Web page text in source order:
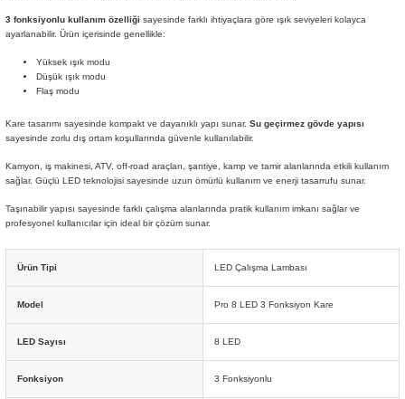
3 fonksiyonlu kullanım özelliği sayesinde farklı ihtiyaçlara göre ışık seviyeleri kolayca
ayarlanabilir. Ürün içerisinde genellikle:
Yüksek ışık modu
Düşük ışık modu
Flaş modu
Kare tasarımı sayesinde kompakt ve dayanıklı yapı sunar. Su geçirmez gövde yapısı
sayesinde zorlu dış ortam koşullarında güvenle kullanılabilir.
Kamyon, iş makinesi, ATV, off-road araçları, şantiye, kamp ve tamir alanlarında etkili kullanım
sağlar. Güçlü LED teknolojisi sayesinde uzun ömürlü kullanım ve enerji tasarrufu sunar.
Taşınabilir yapısı sayesinde farklı çalışma alanlarında pratik kullanım imkanı sağlar ve
profesyonel kullanıcılar için ideal bir çözüm sunar.
Ürün Tipi LED Çalışma Lambası
Model Pro 8 LED 3 Fonksiyon Kare
LED Sayısı 8 LED
Fonksiyon 3 Fonksiyonlu